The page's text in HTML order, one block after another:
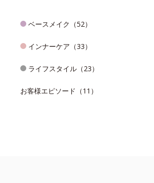
ベースメイク（52）
インナーケア（33）
ライフスタイル（23）
お客様エピソード（11）